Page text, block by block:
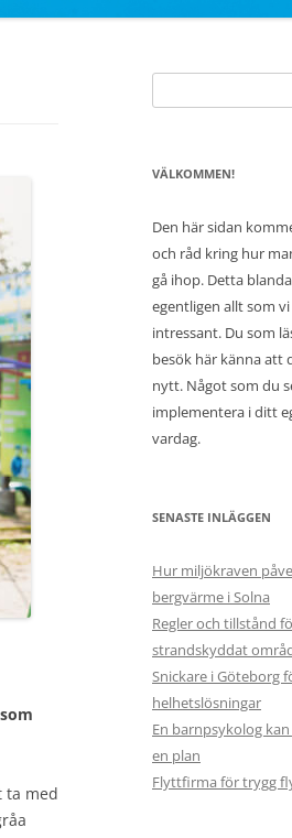
ta med
efter:
VÄLKOMMEN!
Den här sidan
och råd kring hur
gå ihop. Detta
egentligen allt som
intressant. Du som
besök här känna att
nytt. Något som du
implementera i ditt
vardag.
SENASTE INLÄGGEN
Hur miljökraven
bergvärme i Solna
Regler och tillstånd
strandskyddat
Snickare i Göteborg
helhetslösningar
En barnpsykolog
en plan
Flyttfirma för trygg